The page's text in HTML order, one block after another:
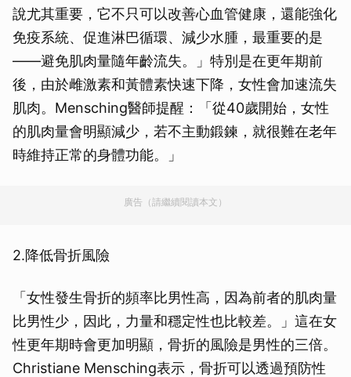
說尤其重要，它不只可以改善心血管健康，還能強化
免疫系統、促進淋巴循環、減少水腫，最重要的是
——避免肌肉量隨年齡流失。」特別是在更年期前
後，由於雌激素和黃體素快速下降，女性會加速流失
肌肉。Mensching醫師提醒：「從40歲開始，女性
的肌肉量會明顯減少，若不主動鍛鍊，就很難在老年
時維持正常的身體功能。」
廣告（請繼續閱讀本文）
2.降低骨折風險
「女性發生骨折的頻率比男性高，因為前者的肌肉量
比男性少，因此，力量和穩定性也比較差。」這在女
性更年期時會更加明顯，骨折的風險是男性的三倍。
Christiane Mensching表示，骨折可以透過預防性